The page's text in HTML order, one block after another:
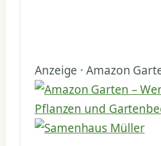
Anzeige · Amazon